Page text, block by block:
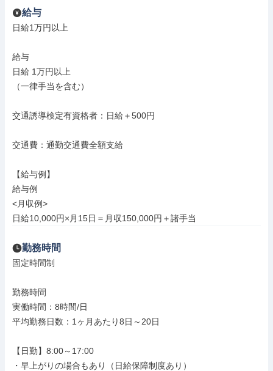
給与
日給1万円以上
給与
日給 1万円以上
（一律手当を含む）
交通誘導検定有資格者：日給＋500円
交通費：通勤交通費全額支給
【給与例】
給与例
<月収例>
日給10,000円×月15日＝月収150,000円＋諸手当
勤務時間
固定時間制
勤務時間
実働時間：8時間/日
平均勤務日数：1ヶ月あたり8日～20日
【日勤】8:00～17:00
・早上がりの場合もあり（日給保障制度あり）